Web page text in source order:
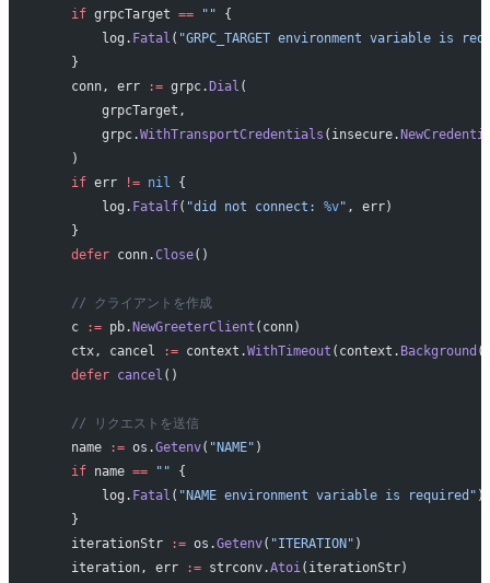
    if
grpcTarget == "" {
        log.
Fatal ( "GRPC_TARGET environment variable is
    }
    conn, err
:= grpc. Dial (
        grpcTarget,
        grpc.
WithTransportCredentials (insecure.
    )
    if
err != nil {
        log.
Fatalf( "did not connect: %v" , err)
    }
    defer
conn.Close()
    // クライアントを作成
    c
:= pb. NewGreeterClient (conn)
    ctx, cancel
:= context.WithTimeout (context. Background
    defer
cancel ()
    // リクエストを送信
    name
:= os.Getenv( "NAME" )
    if
name == "" {
        log.
Fatal ( "NAME environment variable is required" )
    }
    iterationStr
:= os.Getenv( "ITERATION" )
    iteration, err
:= strconv.Atoi(iterationStr)